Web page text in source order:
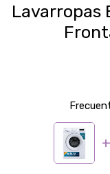
Lavarropas